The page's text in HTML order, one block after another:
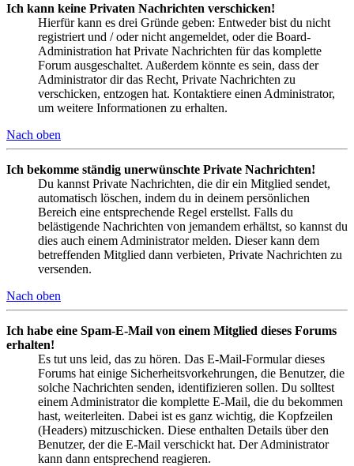
Ich kann keine Privaten Nachrichten verschicken!
Hierfür kann es drei Gründe geben: Entweder bist du nicht
registriert und / oder nicht angemeldet, oder die Board-
Administration hat Private Nachrichten für das komplette
Forum ausgeschaltet. Außerdem könnte es sein, dass der
Administrator dir das Recht, Private Nachrichten zu
verschicken, entzogen hat. Kontaktiere einen Administrator,
um weitere Informationen zu erhalten.
Nach oben
Ich bekomme ständig unerwünschte Private Nachrichten!
Du kannst Private Nachrichten, die dir ein Mitglied sendet,
automatisch löschen, indem du in deinem persönlichen
Bereich eine entsprechende Regel erstellst. Falls du
belästigende Nachrichten von jemandem erhältst, so kannst du
dies auch einem Administrator melden. Dieser kann dem
betreffenden Mitglied dann verbieten, Private Nachrichten zu
versenden.
Nach oben
Ich habe eine Spam-E-Mail von einem Mitglied dieses Forums
erhalten!
Es tut uns leid, das zu hören. Das E-Mail-Formular dieses
Forums hat einige Sicherheitsvorkehrungen, die Benutzer, die
solche Nachrichten senden, identifizieren sollen. Du solltest
einem Administrator die komplette E-Mail, die du bekommen
hast, weiterleiten. Dabei ist es ganz wichtig, die Kopfzeilen
(Headers) mitzuschicken. Diese enthalten Details über den
Benutzer, der die E-Mail verschickt hat. Der Administrator
kann dann entsprechend reagieren.